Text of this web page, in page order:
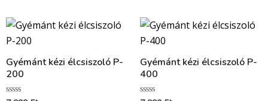
Gyémánt kézi élcsiszoló P-
200
Gyémánt kézi élcsiszoló P-
400